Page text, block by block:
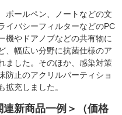
ボールペン、ノートなどの文
イバシーフィルターなどのPC
機やドアノブなどの共有物に
、幅広い分野に抗菌仕様のア
ました。そのほか、感染対策
防止のアクリルパーティショ
拡充しました。
連新商品一例＞（価格